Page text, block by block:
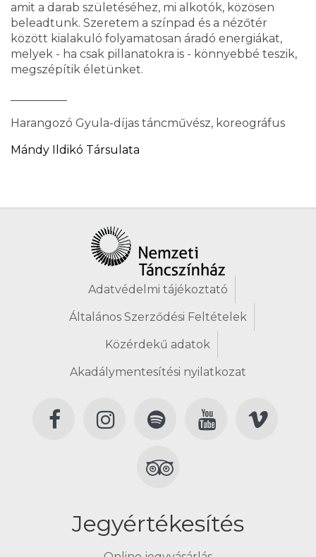
amit a darab születéséhez, mi alkotók, közösen
beleadtunk. Szeretem a színpad és a nézőtér
között kialakuló folyamatosan áradó energiákat,
melyek - ha csak pillanatokra is - könnyebbé teszik,
megszépítik életünket.
Harangozó Gyula-díjas táncművész, koreográfus
Mándy Ildikó Társulata
Adatvédelmi tájékoztató
Általános Szerződési Feltételek
Közérdekű adatok
Akadálymentesítési nyilatkozat
Jegyértékesítés